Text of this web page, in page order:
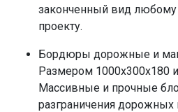
законченный вид
проекту.
Бордюры дорожные и
Размером 1000х300х180
Массивные и прочные
разграничения дорожных